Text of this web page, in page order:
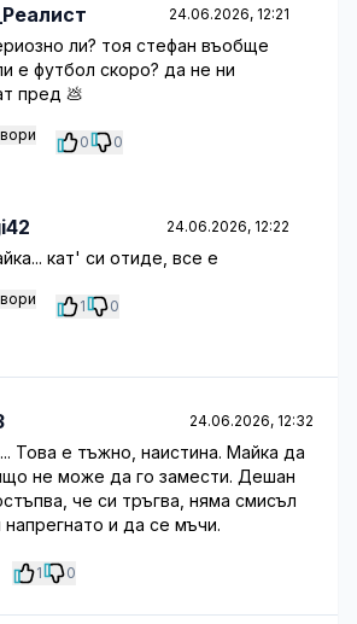
24.06.2026, 12:21
ли? тоя стефан въобще
е футбол скоро? да не ни
пред 💩
0 0
24.06.2026, 12:22
кат' си отиде, все е
1 0
24.06.2026, 12:32
Това е тъжно, наистина. Майка да
не може да го замести. Дешан
че си тръгва, няма смисъл
и да се мъчи.
1 0